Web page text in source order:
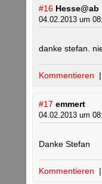
#16 Hesse@ab
04.02.2013 um
danke stefan.
Kommentieren |
#17 emmert
04.02.2013 um
Danke Stefan
Kommentieren |